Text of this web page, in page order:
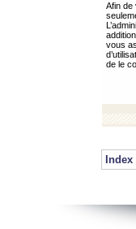
Afin de
vous
de le